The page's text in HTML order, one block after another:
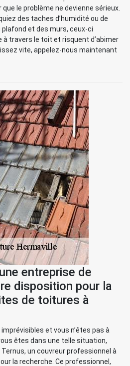
le problème ne devienne sérieux.
des taches d’humidité ou de
plafond et des murs, ceux-ci
à travers le toit et risquent d’abimer
vite, appelez-nous maintenant
entreprise de
disposition pour la
de toitures à
et vous n’êtes pas à
êtes dans une telle situation,
un couvreur professionnel à
la recherche. Ce professionnel,